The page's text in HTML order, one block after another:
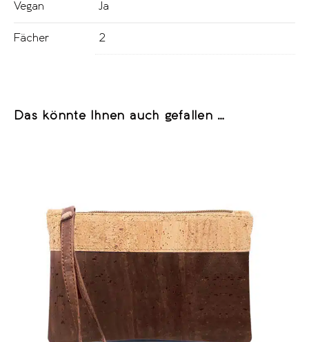
Vegan Ja
Fächer 2
Das könnte Ihnen auch gefallen …